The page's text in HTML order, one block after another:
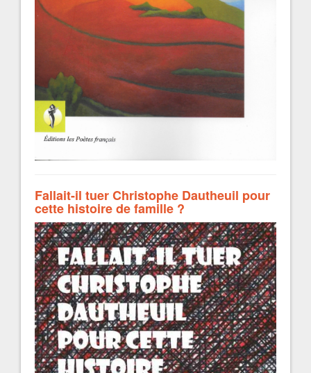
Fallait-il tuer Christophe Dautheuil pour
cette histoire de famille ?